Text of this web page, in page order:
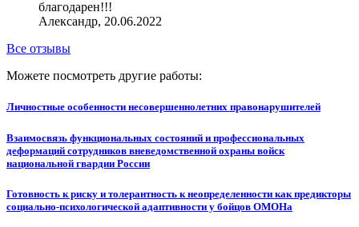
благодарен!!!
Александр, 20.06.2022
Все отзывы
Можете посмотреть другие работы:
Личностные особенности несовершеннолетних правонарушителей
Взаимосвязь функциональных состояний и профессиональных
деформаций сотрудников вневедомственной охраны войск
национальной гвардии России
Готовность к риску и толерантность к неопределенности как предикторы
социально-психологической адаптивности у бойцов ОМОНа